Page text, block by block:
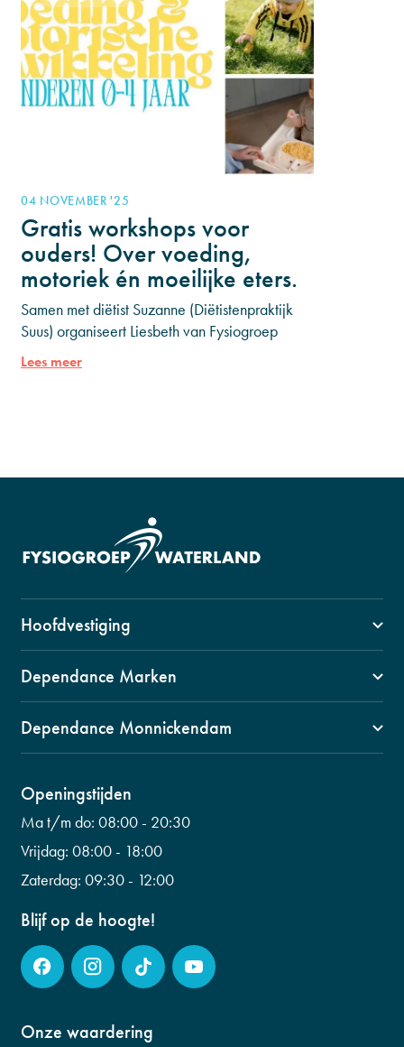
04 NOVEMBER '25
Gratis workshops voor
ouders! Over voeding,
motoriek én moeilijke eters.
Samen met diëtist Suzanne (Diëtistenpraktijk
Suus) organiseert Liesbeth van Fysiogroep
Waterland twee gezellige én praktische
avonden vol herkenning en tips die je direct
Lees meer
Hoofdvestiging
Swaensborch 11c
0299 653 499
info@fysiogroepwaterland.nl
Dependance Marken
Kerkbuurt 90
info@fysiogroepwaterland.nl
Dependance Monnickendam
Wilhelminalaan 56
0299 223 798
info@fysiogroepwaterland.nl
Openingstijden
Ma t/m do: 08:00 - 20:30
Vrijdag: 08:00 - 18:00
Zaterdag: 09:30 - 12:00
Blijf op de hoogte!
Onze waardering